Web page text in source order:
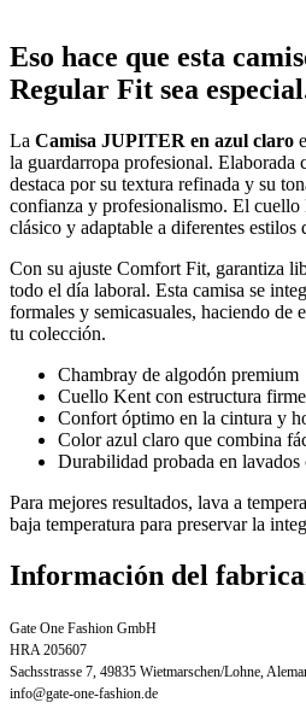
Eso hace que esta
Regular Fit sea
La Camisa JUPITER en azul claro
la guardarropa profesional. Elaborada
destaca por su textura refinada y su
confianza y profesionalismo. El
clásico y adaptable a diferentes estilos
Con su ajuste Comfort Fit, garantiza
todo el día laboral. Esta camisa se
formales y semicasuales, haciendo de
tu colección.
Chambray de algodón premium
Cuello Kent con estructura firme
Confort óptimo en la cintura y
Color azul claro que combina
Durabilidad probada en lavados
Para mejores resultados, lava a
baja temperatura para preservar la
Información del
Gate One Fashion GmbH
HRA 205607
Sachsstrasse 7, 49835 Wietmarschen/Lohne,
info@gate-one-fashion.de